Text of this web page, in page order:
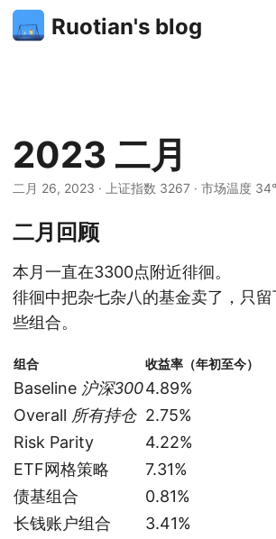
Ruotian's blog
2023 二月
二月 26, 2023 · 上证指数 3267 · 市场温度
二月回顾
本月一直在3300点附近徘徊。
徘徊中把杂七杂八的基金卖了，只
些组合。
组合 收益率（年初至今）
Baseline 沪深3004.89%
Overall 所有持仓 2.75%
Risk Parity
4.22%
ETF网格策略
7.31%
债基组合
0.81%
长钱账户组合
3.41%